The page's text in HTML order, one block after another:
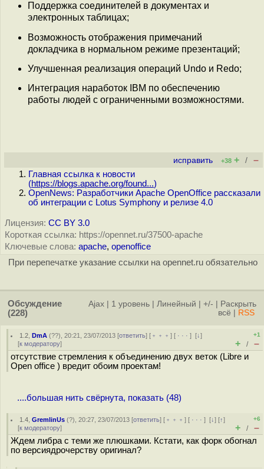
Поддержка соединителей в документах и
электронных таблицах;
Возможность отображения примечаний
докладчика в нормальном режиме презентаций;
Улучшенная реализация операций Undo и Redo;
Интеграция наработок IBM по обеспечению
работы людей с ограниченными возможностями.
исправить +38 + / –
Главная ссылка к новости
(https://blogs.apache.org/found...)
OpenNews: Разработчики Apache OpenOffice рассказали
об интеграции с Lotus Symphony и релизе 4.0
Лицензия: CC BY 3.0
Короткая ссылка: https://opennet.ru/37500-apache
Ключевые слова: apache, openoffice
При перепечатке указание ссылки на opennet.ru обязательно
Обсуждение
(228)
Ajax 1 уровень Линейный +/-
Раскрыть
всё
RSS
1.2 ,DmA (??), 20:21, 23/07/2013 [ответить] [ ﹢﹢﹢] [ · · ·][↓]
[к модератору]
+1
+ / –
отсутствие стремления к объединению двух веток (Libre и
Open office ) вредит обоим проектам!
....большая нить свёрнута, показать (48)
1.4 ,GremlinUs (?), 20:27, 23/07/2013 [ответить] [ ﹢﹢﹢] [ · · ·][↓] [↑]
[к модератору]
+6
+ / –
Ждем либра с теми же плюшками. Кстати, как форк обогнал
по версиядрочерству оригинал?